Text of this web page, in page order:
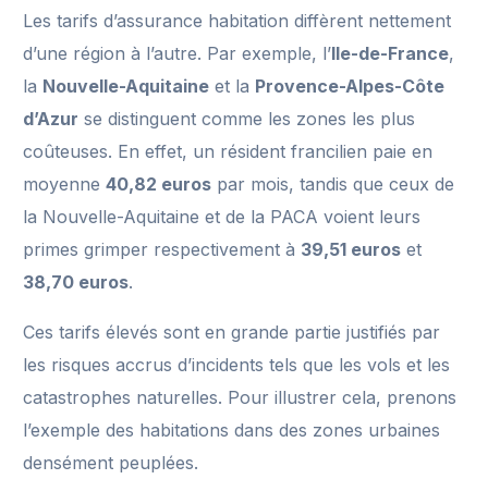
Les tarifs d’assurance habitation diffèrent nettement
d’une région à l’autre. Par exemple, l’Ile-de-France,
la Nouvelle-Aquitaine et la Provence-Alpes-Côte
d’Azur se distinguent comme les zones les plus
coûteuses. En effet, un résident francilien paie en
moyenne40,82 euros par mois, tandis que ceux de
la Nouvelle-Aquitaine et de la PACA voient leurs
primes grimper respectivement à 39,51 euros et
38,70 euros.
Ces tarifs élevés sont en grande partie justifiés par
les risques accrus d’incidents tels que les vols et les
catastrophes naturelles. Pour illustrer cela, prenons
l’exemple des habitations dans des zones urbaines
densément peuplées.